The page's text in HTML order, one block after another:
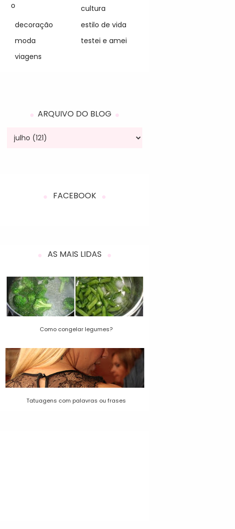
o
cultura
decoração
estilo de vida
moda
testei e amei
viagens
ARQUIVO DO BLOG
FACEBOOK
AS MAIS LIDAS
Como congelar legumes?
Tatuagens com palavras ou frases